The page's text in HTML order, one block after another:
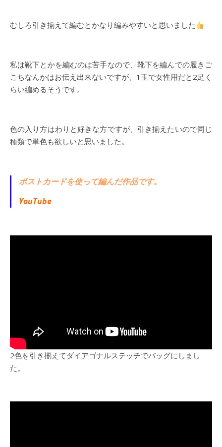
むしろ引き揃えて編むとかなり編みやすいと思いました
私は靴下とかを編むのは苦手なので、靴下を編んでの履きご
こちなんかはお伝え出来ないですが、1玉で女性用だと2足く
らい編めるそうです。
色の入り方はわりと好きな方ですが、引き揃えたいので同じ
種類で単色も欲しいと思いました。
ポストカードを使って編んだ作品です。
YouTube
2色を引き揃えてダイアゴナルステッチでバッグにしまし
た。